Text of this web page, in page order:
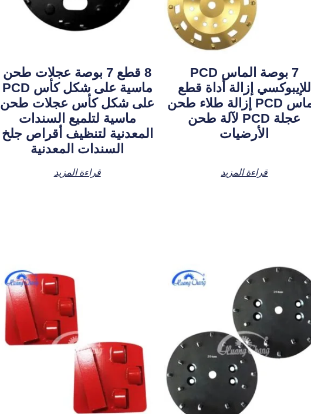
7 بوصة الماس PCD
للإيبوكسي إزالة أداة قطع
الماس PCD إزالة طلاء طحن
عجلة PCD لآلة طحن
الأرضيات
قراءة المزيد
8 قطع 7 بوصة عجلات طحن
ماسية على شكل كأس PCD
على شكل كأس عجلات طحن
ماسية لتلميع السندات
المعدنية لتنظيف أقراص جلخ
السندات المعدنية
قراءة المزيد